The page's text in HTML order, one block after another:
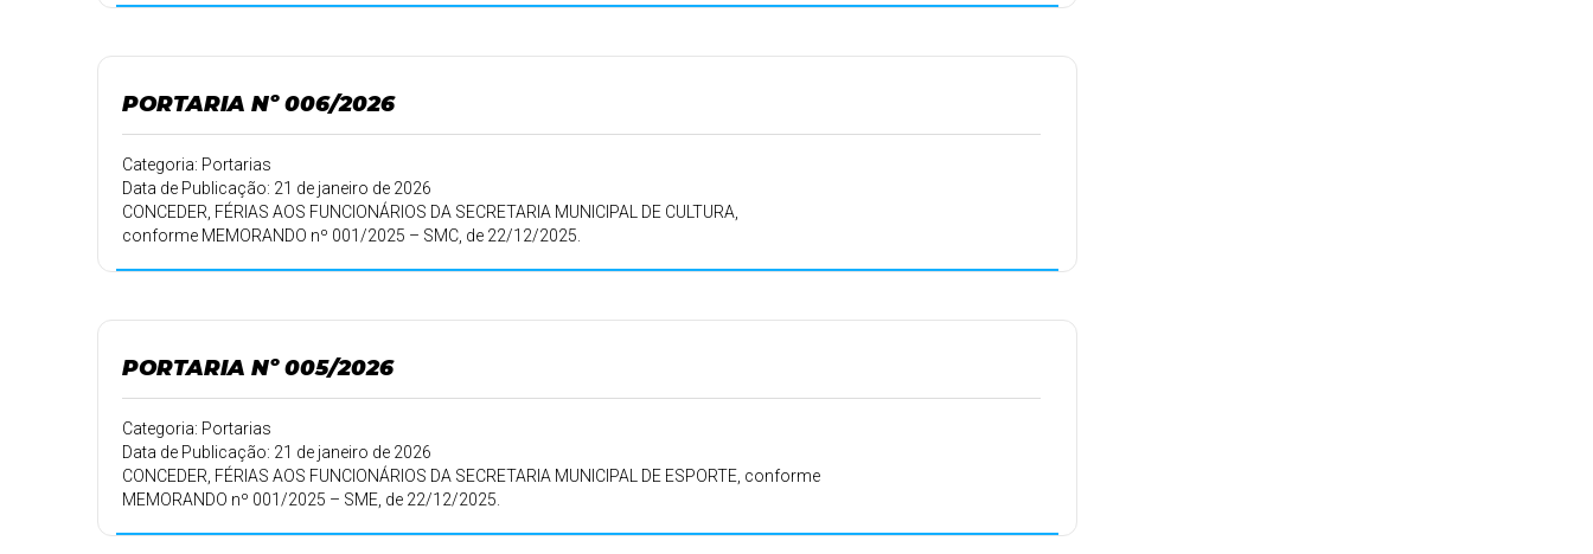
PORTARIA Nº 006/2026
Categoria: Portarias
Data de Publicação: 21 de janeiro de 2026
CONCEDER, FÉRIAS AOS FUNCIONÁRIOS DA SECRETARIA MUNICIPAL DE CULTURA,
conforme MEMORANDO nº 001/2025 – SMC, de 22/12/2025.
PORTARIA Nº 005/2026
Categoria: Portarias
Data de Publicação: 21 de janeiro de 2026
CONCEDER, FÉRIAS AOS FUNCIONÁRIOS DA SECRETARIA MUNICIPAL DE ESPORTE, conforme
MEMORANDO nº 001/2025 – SME, de 22/12/2025.